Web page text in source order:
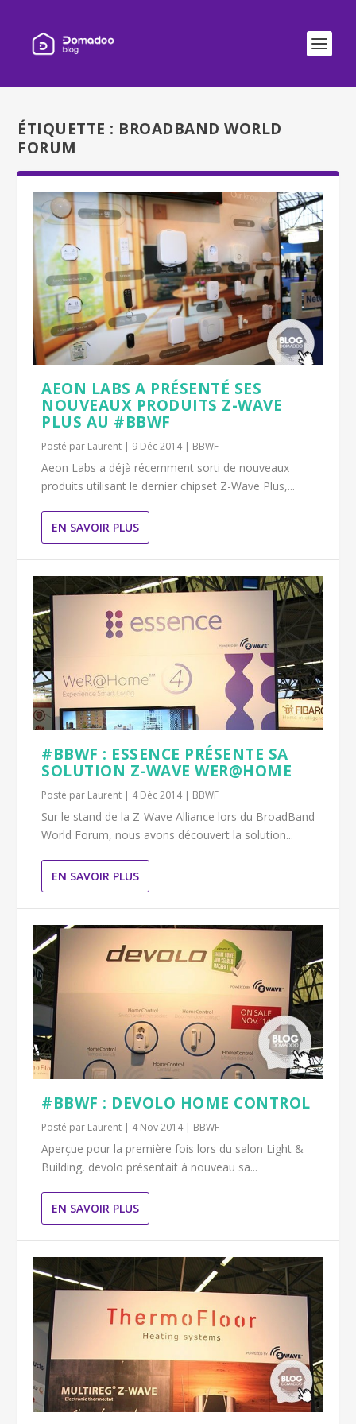
ÉTIQUETTE : BROADBAND WORLD
FORUM
AEON LABS A PRÉSENTÉ SES
NOUVEAUX PRODUITS Z-WAVE
PLUS AU #BBWF
Posté par Laurent | 9 Déc 2014| BBWF
Aeon Labs a déjà récemment sorti de nouveaux
produits utilisant le dernier chipset Z-Wave Plus,...
EN SAVOIR PLUS
#BBWF : ESSENCE PRÉSENTE SA
SOLUTION Z-WAVE WER@HOME
Posté par Laurent | 4 Déc 2014| BBWF
Sur le stand de la Z-Wave Alliance lors du BroadBand
World Forum, nous avons découvert la solution...
EN SAVOIR PLUS
#BBWF : DEVOLO HOME CONTROL
Posté par Laurent | 4 Nov 2014| BBWF
Aperçue pour la première fois lors du salon Light &
Building, devolo présentait à nouveau sa...
EN SAVOIR PLUS